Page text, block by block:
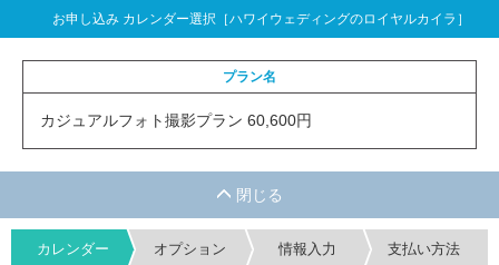
お申し込み カレンダー選択［ハワイウェディングのロイヤルカイラ］
プラン名
カジュアルフォト撮影プラン 60,600円
カレンダー オプション 情報入力 支払い方法